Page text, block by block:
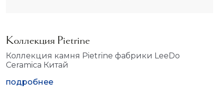
Коллекция Pietrine
Коллекция камня Pietrine фабрики LeeDo
Ceramica Китай
подробнее